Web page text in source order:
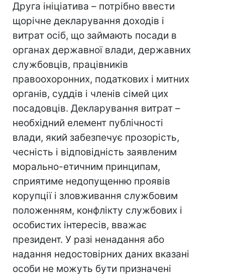
Друга ініціатива – потрібно ввести
щорічне декларування доходів і
витрат осіб, що займають посади в
органах державної влади, державних
службовців, працівників
правоохоронних, податкових і митних
органів, суддів і членів сімей цих
посадовців. Декларування витрат –
необхідний елемент публічності
влади, який забезпечує прозорість,
чесність і відповідність заявленим
морально-етичним принципам,
сприятиме недопущенню проявів
корупції і зловживання службовим
положенням, конфлікту службових і
особистих інтересів, вважає
президент. У разі ненадання або
надання недостовірних даних вказані
особи не можуть бути призначені